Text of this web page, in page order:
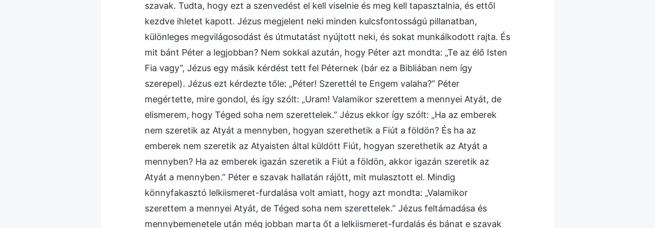
szavak. Tudta, hogy ezt a szenvedést el kell viselnie és meg kell tapasztalnia, és ettől
kezdve ihletet kapott. Jézus megjelent neki minden kulcsfontosságú pillanatban,
különleges megvilágosodást és útmutatást nyújtott neki, és sokat munkálkodott rajta. És
mit bánt Péter a legjobban? Nem sokkal azután, hogy Péter azt mondta: „Te az élő Isten
Fia vagy”, Jézus egy másik kérdést tett fel Péternek (bár ez a Bibliában nem így
szerepel). Jézus ezt kérdezte tőle: „Péter! Szerettél te Engem valaha?” Péter
megértette, mire gondol, és így szólt: „Uram! Valamikor szerettem a mennyei Atyát, de
elismerem, hogy Téged soha nem szerettelek.” Jézus ekkor így szólt: „Ha az emberek
nem szeretik az Atyát a mennyben, hogyan szerethetik a Fiút a földön? És ha az
emberek nem szeretik az Atyaisten által küldött Fiút, hogyan szerethetik az Atyát a
mennyben? Ha az emberek igazán szeretik a Fiút a földön, akkor igazán szeretik az
Atyát a mennyben.” Péter e szavak hallatán rájött, mit mulasztott el. Mindig
könnyfakasztó lelkiismeret-furdalása volt amiatt, hogy azt mondta: „Valamikor
szerettem a mennyei Atyát, de Téged soha nem szerettelek.” Jézus feltámadása és
mennybemenetele után még jobban marta őt a lelkiismeret-furdalás és bánat e szavak